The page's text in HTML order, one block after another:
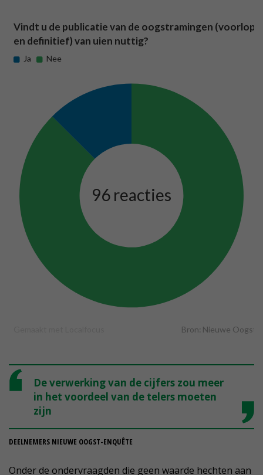
De verwerking van de cijfers zou meer
in het voordeel van de telers moeten
zijn
DEELNEMERS NIEUWE OOGST-ENQUÊTE
Onder de ondervraagden die geen waarde hechten aan